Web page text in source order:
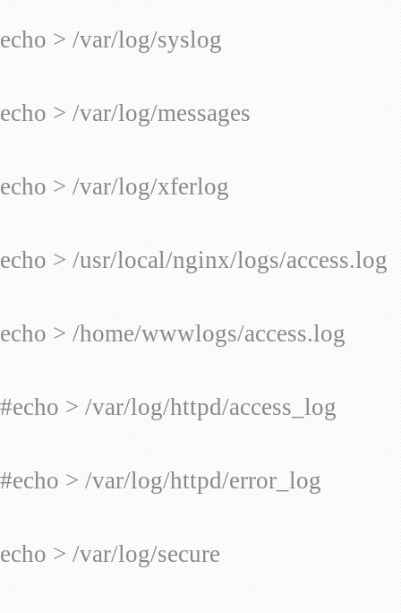
echo > /var/log/syslog
echo > /var/log/messages
echo > /var/log/xferlog
echo > /usr/local/nginx/logs/access.log
echo > /home/wwwlogs/access.log
#echo > /var/log/httpd/access_log
#echo > /var/log/httpd/error_log
echo > /var/log/secure